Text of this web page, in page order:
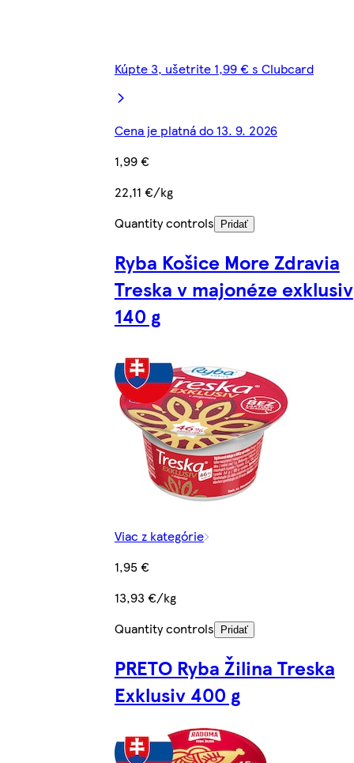
Kúpte 3, ušetrite 1,99 € s Clubcard
Cena je platná do 13. 9. 2026
1,99 €
22,11 €/kg
Quantity controls
Pridať
Ryba Košice More Zdravia
Treska v majonéze exklusiv
140 g
Viac z kategórie
1,95 €
13,93 €/kg
Quantity controls
Pridať
PRETO Ryba Žilina Treska
Exklusiv 400 g